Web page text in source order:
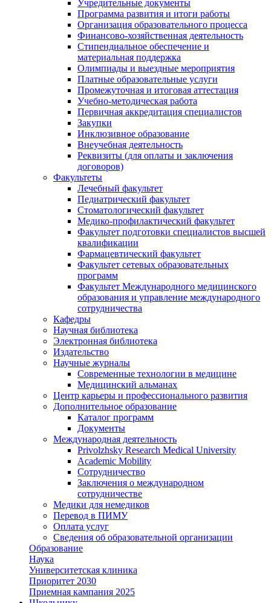
Учредительные документы
Программа развития и итоги работы
Организация образовательного процесса
Финансово-хозяйственная деятельность
Стипендиальное обеспечение и
материальная поддержка
Олимпиады и выездные мероприятия
Платные образовательные услуги
Промежуточная и итоговая аттестация
Учебно-методическая работа
Первичная аккредитация специалистов
Закупки
Инклюзивное образование
Внеучебная деятельность
Реквизиты (для оплаты и заключения
договоров)
Факультеты
Лечебный факультет
Педиатрический факультет
Стоматологический факультет
Медико-профилактический факультет
Факультет подготовки специалистов высшей
квалификации
Фармацевтический факультет
Факультет сетевых образовательных
программ
Факультет Международного медицинского
образования и управление международного
сотрудничества
Кафедры
Научная библиотека
Электронная библиотека
Издательство
Научные журналы
Современные технологии в медицине
Медицинский альманах
Центр карьеры и профессионального развития
Дополнительное образование
Каталог программ
Документы
Международная деятельность
Privolzhsky Research Medical University
Academic Mobility
Сотрудничество
Заключения о международном
сотрудничестве
Медики для немедиков
Перевод в ПИМУ
Оплата услуг
Сведения об образовательной организации
Образование
Наука
Университетская клиника
Приоритет 2030
Приемная кампания 2025